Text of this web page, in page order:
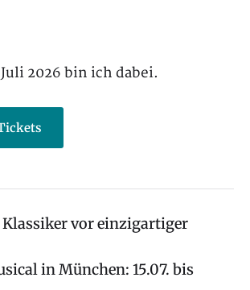
Juli 2026 bin ich dabei.
vor einzigartiger
in München: 15.07. bis